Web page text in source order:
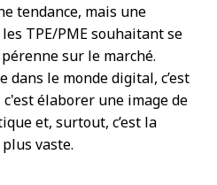
tendance, mais une
TPE/PME souhaitant se
sur le marché.
le monde digital, c’est
élaborer une image de
et, surtout, c’est la
vaste.